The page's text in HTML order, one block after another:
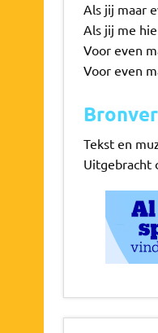
Als jij maar
Als jij me
Voor even
Voor even
Tekst en
Uitgebracht